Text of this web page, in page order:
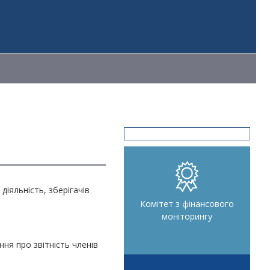
зберігачів
про звітність членів
Комітет з фінансового
моніторингу